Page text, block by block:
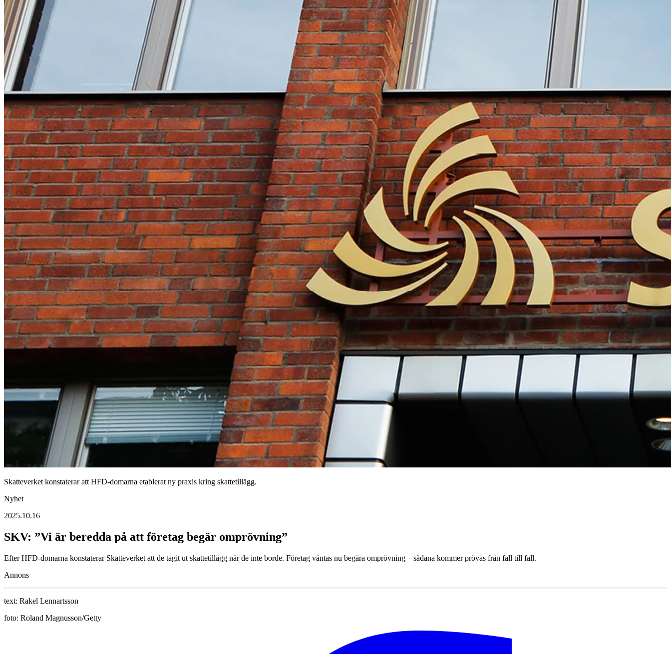
Skatteverket konstaterar att HFD-domarna etablerat ny praxis kring skattetillägg.
Nyhet
2025.10.16
SKV: ”Vi är beredda på att företag begär omprövning”
Efter HFD-domarna konstaterar Skatteverket att de tagit ut skattetillägg när de inte borde. Företag väntas nu begära omprövning – sådana kommer prövas från fall till fall.
Annons
text: Rakel Lennartsson
foto: Roland Magnusson/Getty